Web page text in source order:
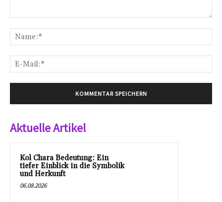
Aktuelle Artikel
Kol Chara Bedeutung: Ein
tiefer Einblick in die Symbolik
und Herkunft
06.08.2026